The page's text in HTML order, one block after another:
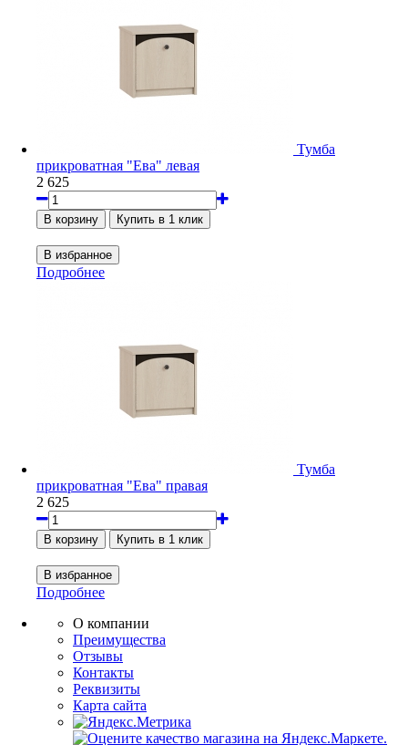
Тумба
прикроватная "Ева" левая
2 625
Подробнее
Тумба
прикроватная "Ева" правая
2 625
Подробнее
О компании
Преимущества
Отзывы
Контакты
Реквизиты
Карта сайта